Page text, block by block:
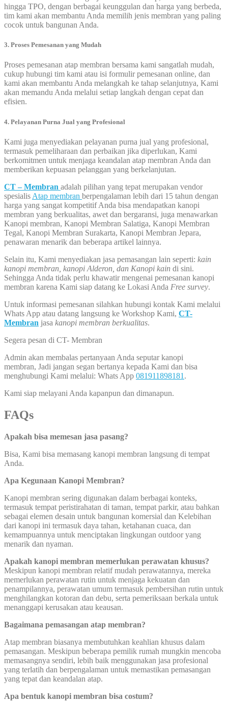
hingga TPO, dengan berbagai keunggulan dan harga yang berbeda,
tim kami akan membantu Anda memilih jenis membran yang paling
cocok untuk bangunan Anda.
3. Proses Pemesanan yang Mudah
Proses pemesanan atap membran bersama kami sangatlah mudah,
cukup hubungi tim kami atau isi formulir pemesanan online, dan
kami akan membantu Anda melangkah ke tahap selanjutnya, Kami
akan memandu Anda melalui setiap langkah dengan cepat dan
efisien.
4. Pelayanan Purna Jual yang Profesional
Kami juga menyediakan pelayanan purna jual yang profesional,
termasuk pemeliharaan dan perbaikan jika diperlukan, Kami
berkomitmen untuk menjaga keandalan atap membran Anda dan
memberikan kepuasan pelanggan yang berkelanjutan.
CT – Membran adalah pilihan yang tepat merupakan vendor
spesialis Atap membran berpengalaman lebih dari 15 tahun dengan
harga yang sangat kompetitif Anda bisa mendapatkan kanopi
membran yang berkualitas, awet dan bergaransi, juga menawarkan
Kanopi membran, Kanopi Membran Salatiga, Kanopi Membran
Tegal, Kanopi Membran Surakarta, Kanopi Membran Jepara,
penawaran menarik dan beberapa artikel lainnya.
Selain itu, Kami menyediakan jasa pemasangan lain seperti: kain
kanopi membran, kanopi Alderon, dan Kanopi kain di sini.
Sehingga Anda tidak perlu khawatir mengenai pemesanan kanopi
membran karena Kami siap datang ke Lokasi Anda Free survey.
Untuk informasi pemesanan silahkan hubungi kontak Kami melalui
Whats App atau datang langsung ke Workshop Kami, CT-
Membran jasa kanopi membran berkualitas.
Segera pesan di CT- Membran
Admin akan membalas pertanyaan Anda seputar kanopi
membran, Jadi jangan segan bertanya kepada Kami dan bisa
menghubungi Kami melalui: Whats App 081911898181 .
Kami siap melayani Anda kapanpun dan dimanapun.
FAQs
Apakah bisa memesan jasa pasang?
Bisa, Kami bisa memasang kanopi membran langsung di tempat
Anda.
Apa Kegunaan Kanopi Membran?
Kanopi membran sering digunakan dalam berbagai konteks,
termasuk tempat peristirahatan di taman, tempat parkir, atau bahkan
sebagai elemen desain untuk bangunan komersial dan Kelebihan
dari kanopi ini termasuk daya tahan, ketahanan cuaca, dan
kemampuannya untuk menciptakan lingkungan outdoor yang
menarik dan nyaman.
Apakah kanopi membran memerlukan perawatan khusus?
Meskipun kanopi membran relatif mudah perawatannya, mereka
memerlukan perawatan rutin untuk menjaga kekuatan dan
penampilannya, perawatan umum termasuk pembersihan rutin untuk
menghilangkan kotoran dan debu, serta pemeriksaan berkala untuk
menanggapi kerusakan atau keausan.
Bagaimana pemasangan atap membran?
Atap membran biasanya membutuhkan keahlian khusus dalam
pemasangan. Meskipun beberapa pemilik rumah mungkin mencoba
memasangnya sendiri, lebih baik menggunakan jasa profesional
yang terlatih dan berpengalaman untuk memastikan pemasangan
yang tepat dan keandalan atap.
Apa bentuk kanopi membran bisa costum?